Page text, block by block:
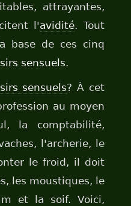
attrayantes,
l'avidité. Tout
base de ces cinq
sensuels.
sensuels? À cet
au moyen
la comptabilité,
l'archerie, le
le froid, il doit
les moustiques, le
et la soif. Voici,